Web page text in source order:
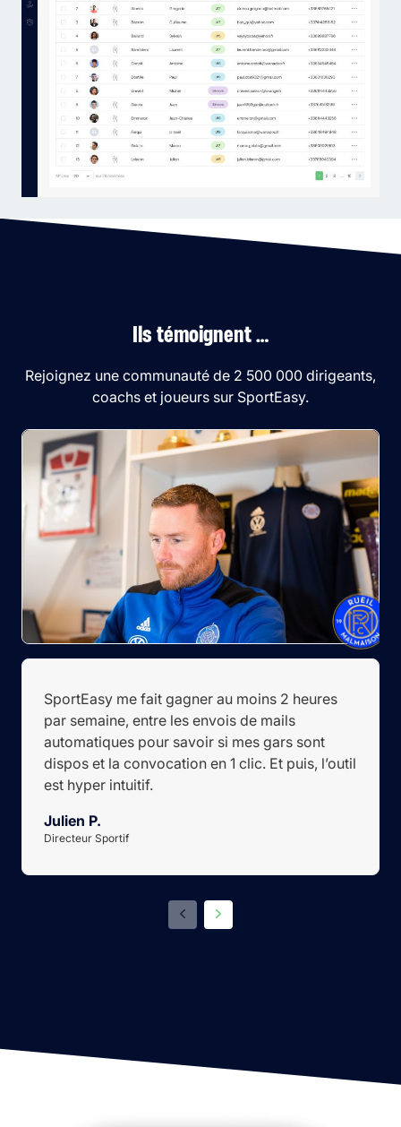
Ils témoignent …
Rejoignez une communauté de 2 500 000 dirigeants,
coachs et joueurs sur SportEasy.
SportEasy me fait gagner au moins 2 heures
par semaine, entre les envois de mails
automatiques pour savoir si mes gars sont
dispos et la convocation en 1 clic. Et puis, l’outil
est hyper intuitif.
Julien P.
Directeur Sportif